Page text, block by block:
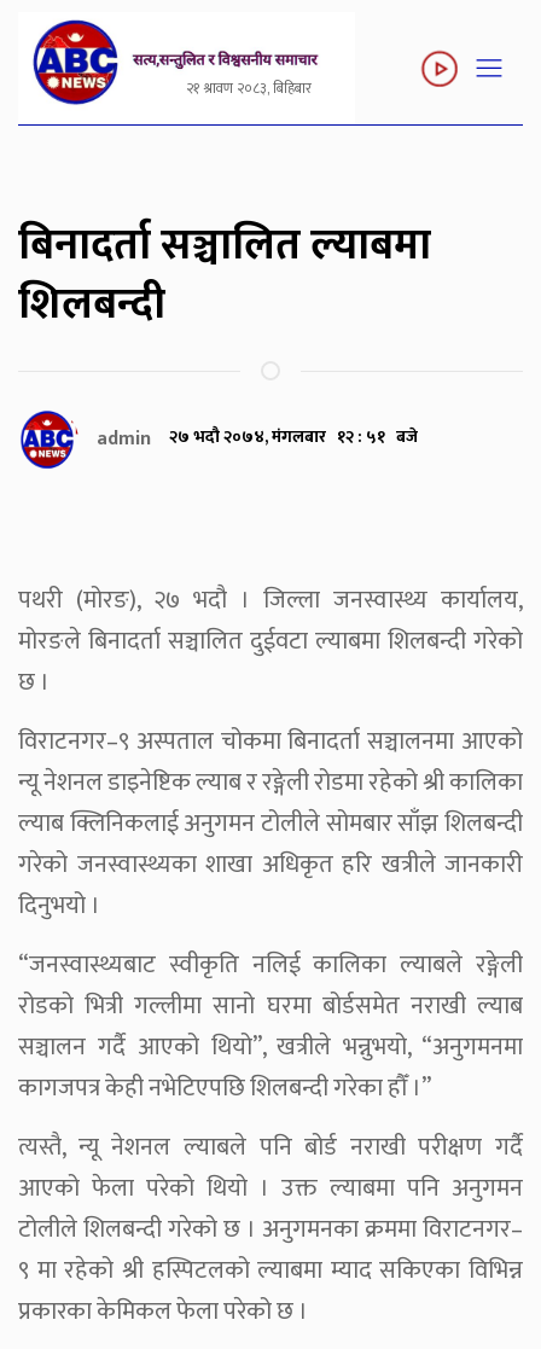
२१ श्रावण २०८३, बिहिबार
बिनादर्ता सञ्चालित ल्याबमा
शिलबन्दी
admin २७ भदौ २०७४, मंगलबार १२ : ५१ बजे
पथरी (मोरङ), २७ भदौ । जिल्ला जनस्वास्थ्य कार्यालय,
मोरङले बिनादर्ता सञ्चालित दुईवटा ल्याबमा शिलबन्दी गरेको
छ ।
विराटनगर–९ अस्पताल चोकमा बिनादर्ता सञ्चालनमा आएको
न्यू नेशनल डाइनेष्टिक ल्याब र रङ्गेली रोडमा रहेको श्री कालिका
ल्याब क्लिनिकलाई अनुगमन टोलीले सोमबार साँझ शिलबन्दी
गरेको जनस्वास्थ्यका शाखा अधिकृत हरि खत्रीले जानकारी
दिनुभयो ।
“जनस्वास्थ्यबाट स्वीकृति नलिई कालिका ल्याबले रङ्गेली
रोडको भित्री गल्लीमा सानो घरमा बोर्डसमेत नराखी ल्याब
सञ्चालन गर्दै आएको थियो”, खत्रीले भन्नुभयो, “अनुगमनमा
कागजपत्र केही नभेटिएपछि शिलबन्दी गरेका हौँ ।”
त्यस्तै, न्यू नेशनल ल्याबले पनि बोर्ड नराखी परीक्षण गर्दै
आएको फेला परेको थियो । उक्त ल्याबमा पनि अनुगमन
टोलीले शिलबन्दी गरेको छ । अनुगमनका क्रममा विराटनगर–
९ मा रहेको श्री हस्पिटलको ल्याबमा म्याद सकिएका विभिन्न
प्रकारका केमिकल फेला परेको छ ।